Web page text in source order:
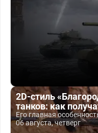
2D-стиль
танков: как
Его главная
06 августа, четверг